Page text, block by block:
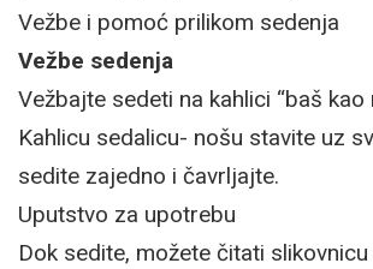
Vežbe i pomoć prilikom sedenja
Vežbe sedenja
Vežbajte sedeti na kahlici “baš kao
Kahlicu sedalicu- nošu stavite uz
sedite zajedno i čavrljajte.
Uputstvo za upotrebu
Dok sedite, možete čitati